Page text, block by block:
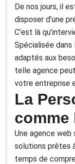
De nos jours, il
disposer d’une
C’est là
Spécialisée
adaptés aux
telle agence
votre entreprise
La
comme
Une agence web
solutions prêtes
temps de